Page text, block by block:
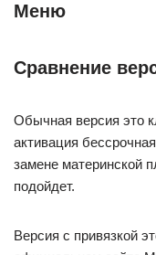
Меню
Сравнение
Обычная версия это
активация
замене материнской
подойдет.
Версия с привязкой